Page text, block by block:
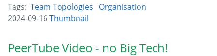
Tags: Team Topologies
Organisation
2024-09-16Thumbnail
PeerTube Video - no Big Tech!